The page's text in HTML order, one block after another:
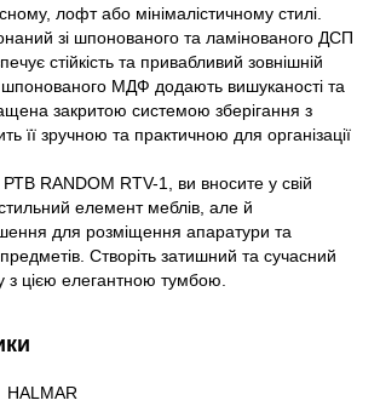
лофт або мінімалістичному стилі.
зі шпонованого та ламінованого ДСП
стійкість та привабливий зовнішній
шпонованого МДФ додають вишуканості та
закритою системою зберігання з
її зручною та практичною для організації
RANDOM RTV-1, ви вносите у свій
елемент меблів, але й
для розміщення апаратури та
Створіть затишний та сучасний
з цією елегантною тумбою.
HALMAR